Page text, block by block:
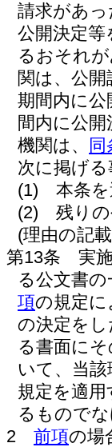
請求があ
公開決定
るおそれ
関は、公
期間内に
間内に公
機関は、
同
次に掲げ
(1)
本条
(2)
残り
(理由の記
第13条
実
る公文書
項の規定に
の決定を
る書面に
いて、当
規定を適
るもので
2
前項の場